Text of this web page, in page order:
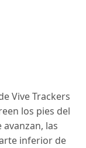
Vive Trackers
los pies del
las
inferior de